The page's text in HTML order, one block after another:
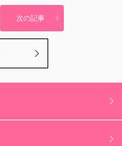
次の記事